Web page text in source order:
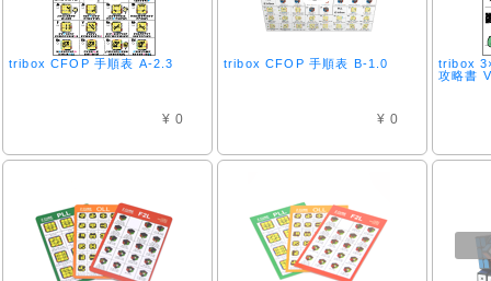
tribox CFOP 手順表 A-2.3
¥ 0
tribox CFOP 手順表 B-1.0
¥ 0
tribox
攻略書